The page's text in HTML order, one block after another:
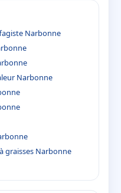
Narbonne
Narbonne
graisses Narbonne